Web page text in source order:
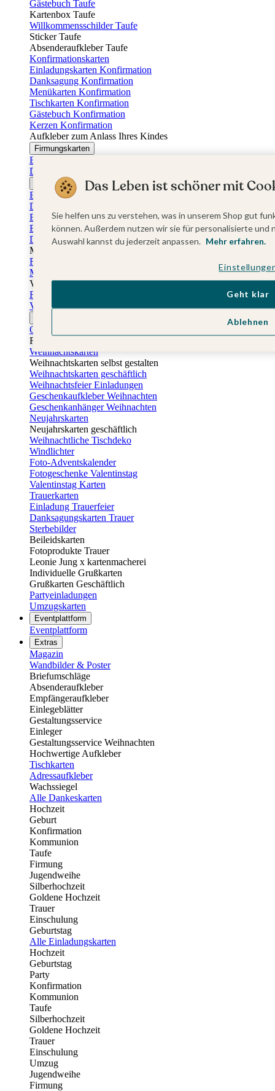
Gästebuch Taufe
Kartenbox Taufe
Willkommensschilder Taufe
Sticker Taufe
Absenderaufkleber Taufe
Konfirmationskarten
Einladungskarten Konfirmation
Danksagung Konfirmation
Menükarten Konfirmation
Tischkarten Konfirmation
Gästebuch Konfirmation
Kerzen Konfirmation
Aufkleber zum Anlass Ihres Kindes
Firmungskarten
Einladungskarten Firmung
Dankeskarten Firmung
Jugendweihekarten
Einladungskarten Jugendweihe
Dankeskarten Jugendweihe
Einschulungskarten
Einladungskarten Einschulung
Danksagung Einschulung
Muttertag
Fotogeschenke Muttertag
Muttertagskarten
Vatertag
Fotogeschenke Vatertag
Vatertagskarten
Osterkarten
Fotogeschenke zu Ostern
Weihnachtskarten
Weihnachtskarten selbst gestalten
Weihnachtskarten geschäftlich
Weihnachtsfeier Einladungen
Geschenkaufkleber Weihnachten
Geschenkanhänger Weihnachten
Neujahrskarten
Neujahrskarten geschäftlich
Weihnachtliche Tischdeko
Windlichter
Foto-Adventskalender
Fotogeschenke Valentinstag
Valentinstag Karten
Trauerkarten
Einladung Trauerfeier
Danksagungskarten Trauer
Sterbebilder
Beileidskarten
Fotoprodukte Trauer
Leonie Jung x kartenmacherei
Individuelle Grußkarten
Grußkarten Geschäftlich
Partyeinladungen
Umzugskarten
Eventplattform
Eventplattform
Extras
Magazin
Wandbilder & Poster
Briefumschläge
Absenderaufkleber
Empfängeraufkleber
Einlegeblätter
Gestaltungsservice
Einleger
Gestaltungsservice Weihnachten
Hochwertige Aufkleber
Tischkarten
Adressaufkleber
Wachssiegel
Alle Dankeskarten
Hochzeit
Geburt
Konfirmation
Kommunion
Taufe
Firmung
Jugendweihe
Silberhochzeit
Goldene Hochzeit
Trauer
Einschulung
Geburtstag
Alle Einladungskarten
Hochzeit
Geburtstag
Party
Konfirmation
Kommunion
Taufe
Silberhochzeit
Goldene Hochzeit
Trauer
Einschulung
Umzug
Jugendweihe
Firmung
Das Leben ist schöner mit
Sie helfen uns zu verstehen, was in unserem Shop gut
können. Außerdem nutzen wir sie für personalisierte
Auswahl kannst du jederzeit anpassen. Mehr erfahren.
Ablehnen
Geht klar